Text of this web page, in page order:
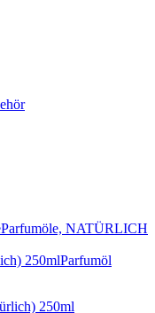
Parfumöle, NATÜRLICH
250mlParfumöl